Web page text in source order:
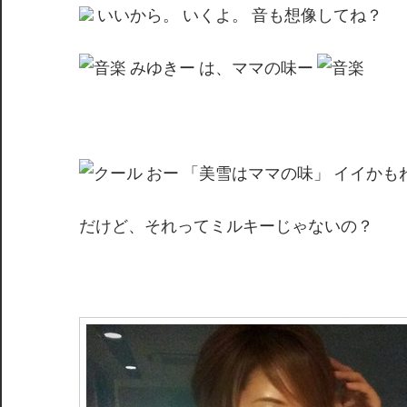
いいから。 いくよ。 音も想像してね？
みゆきー は、ママの味ー
おー 「美雪はママの味」 イイかも
だけど、それってミルキーじゃないの？